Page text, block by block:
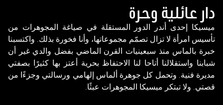
دار عائلية وحرة
ميسيكا إحدى أندر الدور المستقلة في صياغة المجوهرات من
تأسيس امرأة لا تزال تصمّم مجموعاتها، وأنا فخورة بذلك. واكتسبنا
خبرة بالماس منذ سبعينيات القرن الماضي بفضل والدي غير أن
شبابنا واستقلالنا أتاحا لنا الاحتفاظ بحرية أعتز بها كثيرًا بصفتي
مديرة فنية. وتحمل كل جوهرة ألماس إلهامي ورسالتي وجزءًا من
قصتي. ولا تبتكر ميسيكا المجوهرات عبثًا.